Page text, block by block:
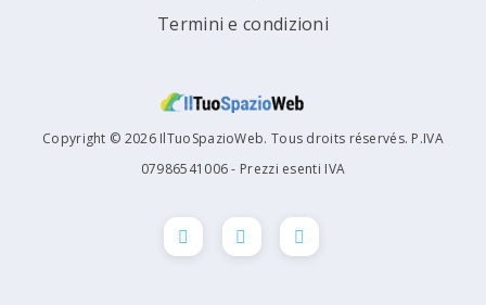
Termini e condizioni
Copyright © 2026 IlTuoSpazioWeb. Tous droits réservés. P.IVA
07986541006 - Prezzi esenti IVA